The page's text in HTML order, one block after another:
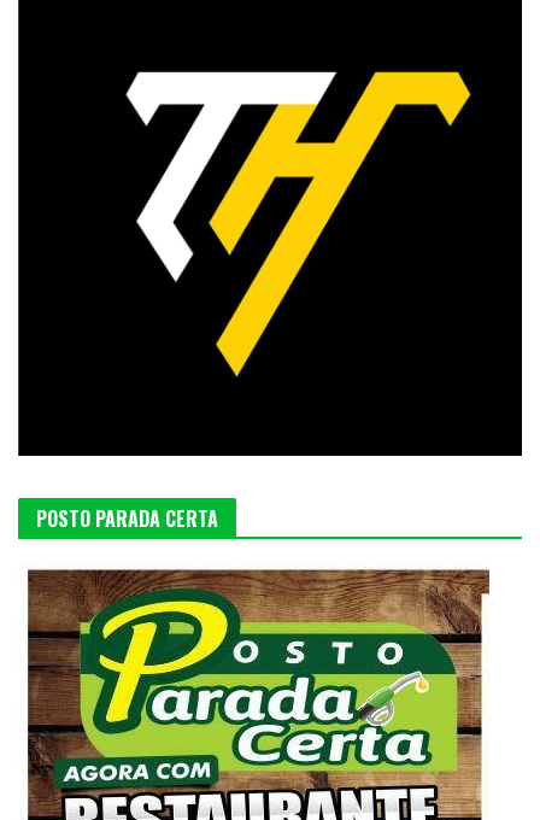
POSTO PARADA CERTA